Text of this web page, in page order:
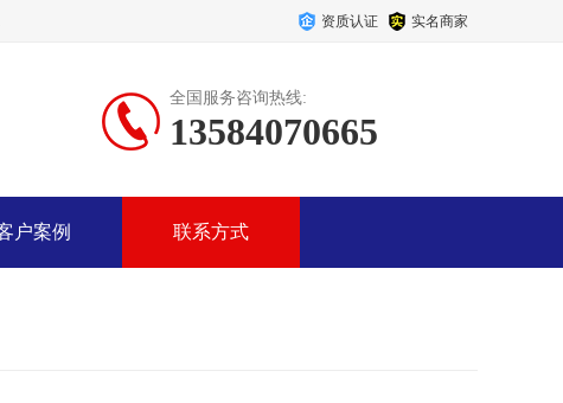
资质认证 实名商家
全国服务咨询热线:
13584070665
户案例 联系方式